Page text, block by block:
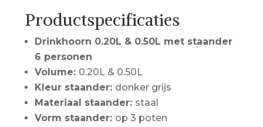
Productspecificaties
Drinkhoorn 0.20L & 0.50L met staander
6 personen
Volume: 0.20L & 0.50L
Kleur staander: donker grijs
Materiaal staander: staal
Vorm staander: op 3 poten